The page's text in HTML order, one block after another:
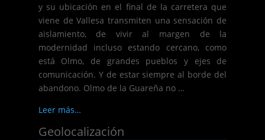
y su ubicación en el final de la carretera que
viene de Vallesa transmiten una sensación de
aislamiento, de vivir al margen de la
modernidad incluso estando cercano, como
está Olmo, de grandes pueblos y ejes de
comunicación. Y de estar siempre al borde del
abandono. Olmo de la Guareña no …
Leer más…
Geolocalización